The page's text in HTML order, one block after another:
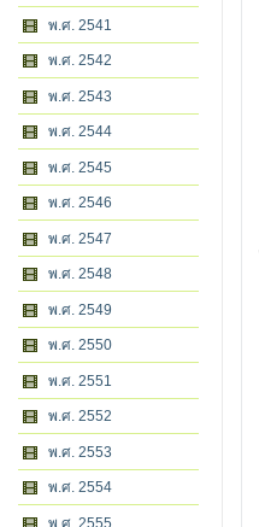
พ.ศ. 2541
พ.ศ. 2542
พ.ศ. 2543
พ.ศ. 2544
พ.ศ. 2545
พ.ศ. 2546
พ.ศ. 2547
พ.ศ. 2548
พ.ศ. 2549
พ.ศ. 2550
พ.ศ. 2551
พ.ศ. 2552
พ.ศ. 2553
พ.ศ. 2554
พ.ศ. 2555